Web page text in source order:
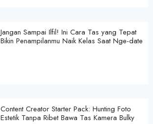
Jangan Sampai Ilfil! Ini Cara Tas yang Tepat
Bikin Penampilanmu Naik Kelas Saat Nge-date
Content Creator Starter Pack: Hunting Foto
Estetik Tanpa Ribet Bawa Tas Kamera Bulky